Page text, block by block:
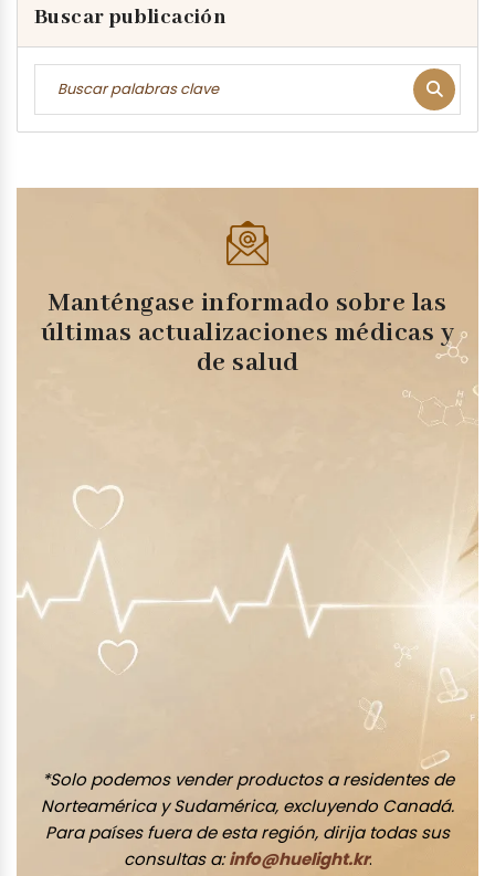
Buscar publicación
Manténgase informado sobre las
últimas actualizaciones médicas y
de salud
*Solo podemos vender productos a residentes de
Norteamérica y Sudamérica, excluyendo Canadá.
Para países fuera de esta región, dirija todas sus
consultas a:info@huelight.kr.